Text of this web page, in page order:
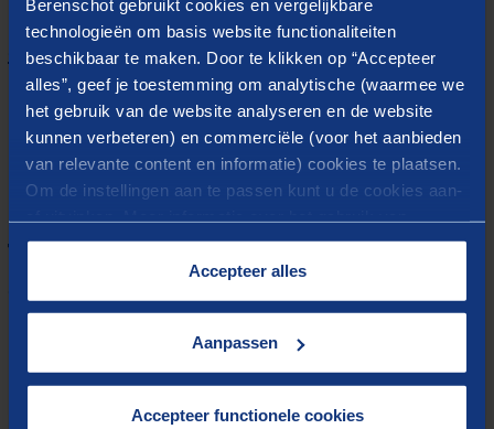
Berenschot gebruikt cookies en vergelijkbare
technologieën om basis website functionaliteiten
beschikbaar te maken. Door te klikken op “Accepteer
alles”, geef je toestemming om analytische (waarmee we
het gebruik van de website analyseren en de website
kunnen verbeteren) en commerciële (voor het aanbieden
van relevante content en informatie) cookies te plaatsen.
Om de instellingen aan te passen kunt u de cookies aan-
cookies op onze website treft u in onze
Accepteer alles
Aanpassen
Accepteer functionele cookies
4. Concurrentieanalyse
Wie zijn de concurrenten en wat bieden ze aan? Hoe
verhoudt zich dat tot het eigen aanbod? Er is hierbij
nadrukkelijk ook gekeken naar particuliere aanbieders
en nieuwe toetreders.
Toekomstige instroom vavo-
onderwijs
Op basis van verschillende interviews met
toeleverende scholen, RMC-regio’s,
decanen(netwerken) en een cijfermatige analyse